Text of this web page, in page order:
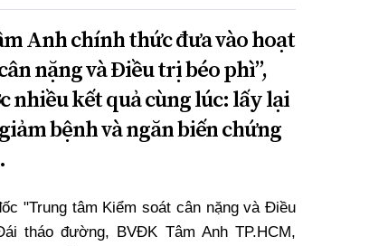
luận
Công nghệ
Anh chính thức đưa vào hoạt
nặng và Điều trị béo phì”,
nhiều kết quả cùng lúc: lấy lại
bệnh và ngăn biến chứng
"Trung tâm Kiểm soát cân nặng và Điều
tháo đường, BVĐK Tâm Anh TP.HCM,